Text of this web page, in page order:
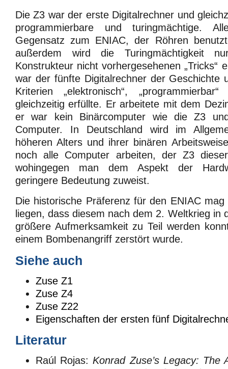
Die Z3 war der erste Digitalrechner und
programmierbare und turingmächtige.
Gegensatz zum ENIAC, der Röhren
außerdem wird die Turingmächtigkeit
Konstrukteur nicht vorhergesehenen „Tricks“
war der fünfte Digitalrechner der Geschichte
Kriterien „elektronisch“,
gleichzeitig erfüllte. Er arbeitete mit dem
er war kein Binärcomputer wie die Z3
Computer. In Deutschland wird im
höheren Alters und ihrer binären
noch alle Computer arbeiten, der Z3
wohingegen man dem Aspekt der
geringere Bedeutung zuweist.
Die historische Präferenz für den ENIAC
liegen, dass diesem nach dem 2. Weltkrieg in
größere Aufmerksamkeit zu Teil werden
einem Bombenangriff zerstört wurde.
Siehe auch
Zuse Z1
Zuse Z4
Zuse Z22
Eigenschaften der ersten fünf
Literatur
Raúl Rojas:Konrad Zuse’s Legacy: The